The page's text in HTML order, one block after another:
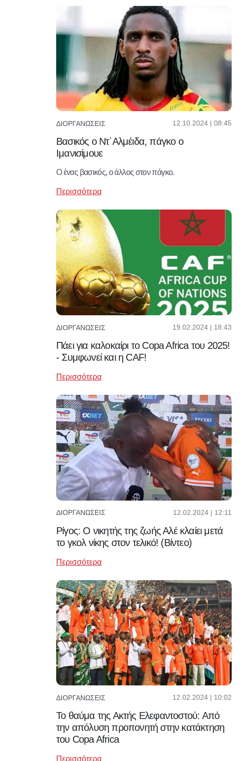
ΔΙΟΡΓΑΝΏΣΕΙΣ 12.10.2024 | 08:45
Βασικός ο Ντ΄Αλμέιδα, πάγκο ο
Ιμανισίμουε
Ο ένας βασικός, ο άλλος στον πάγκο.
Περισσότερα
ΔΙΟΡΓΑΝΏΣΕΙΣ 19.02.2024 | 18:43
Πάει για καλοκαίρι το Copa Africa του 2025!
- Συμφωνεί και η CAF!
Περισσότερα
ΔΙΟΡΓΑΝΏΣΕΙΣ 12.02.2024 | 12:11
Ρίγος: Ο νικητής της ζωής Αλέ κλαίει μετά
το γκολ νίκης στον τελικό! (Βίντεο)
Περισσότερα
ΔΙΟΡΓΑΝΏΣΕΙΣ 12.02.2024 | 10:02
Το θαύμα της Ακτής Ελεφαντοστού: Από
την απόλυση προπονητή στην κατάκτηση
του Copa Africa
Περισσότερα